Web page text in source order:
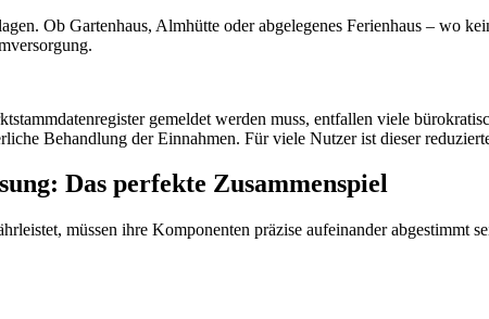
Ob Gartenhaus, Almhütte oder abgelegenes Ferienhaus – wo
gemeldet werden muss, entfallen viele
Behandlung der Einnahmen. Für viele Nutzer ist dieser
Das perfekte Zusammenspiel
müssen ihre Komponenten präzise aufeinander abgestimmt